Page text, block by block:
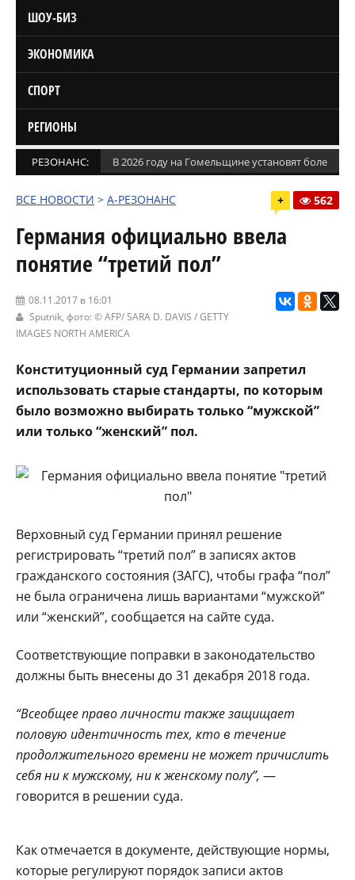
ШОУ-БИЗ
ЭКОНОМИКА
СПОРТ
РЕГИОНЫ
РЕЗОНАНС: В 2026 году на Гомельщине установят более
ВСЕ НОВОСТИ > А-РЕЗОНАНС + 562
Германия официально ввела
понятие “третий пол”
08.11.2017 в 16:01
Sputnik, фото: © AFP/ SARA D. DAVIS / GETTY
IMAGES NORTH AMERICA
Конституционный суд Германии запретил
использовать старые стандарты, по которым
было возможно выбирать только “мужской”
или только “женский” пол.
Верховный суд Германии принял решение
регистрировать “третий пол” в записях актов
гражданского состояния (ЗАГС), чтобы графа “пол”
не была ограничена лишь вариантами “мужской”
или “женский”, сообщается на сайте суда.
Соответствующие поправки в законодательство
должны быть внесены до 31 декабря 2018 года.
“Всеобщее право личности также защищает
половую идентичность тех, кто в течение
продолжительного времени не может причислить
себя ни к мужскому, ни к женскому полу”, —
говорится в решении суда.
Как отмечается в документе, действующие нормы,
которые регулируют порядок записи актов